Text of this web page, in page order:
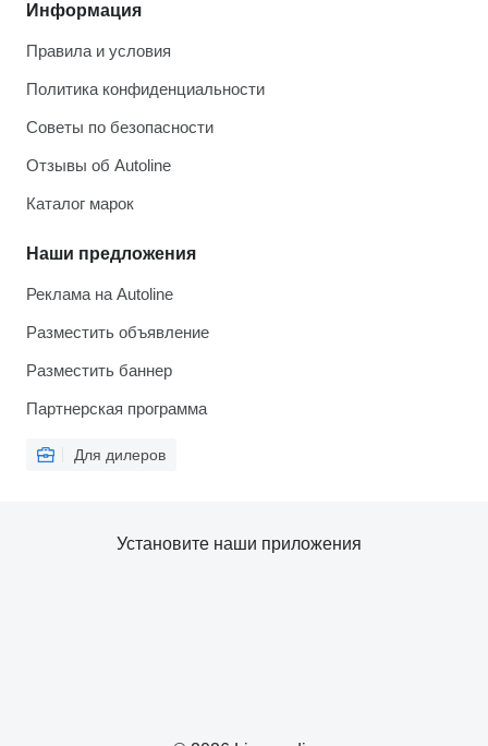
Информация
Правила и условия
Политика конфиденциальности
Советы по безопасности
Отзывы об Autoline
Каталог марок
Наши предложения
Реклама на Autoline
Разместить объявление
Разместить баннер
Партнерская программа
Для дилеров
Установите наши приложения